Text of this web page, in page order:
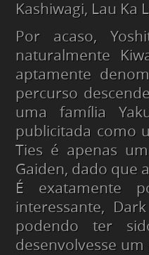
Kashiwagi, Lau Ka
Por acaso,
naturalmente
aptamente
percurso
uma família
publicitada como
Ties é apenas
Gaiden, dado que
É exatamente
interessante,
podendo ter
desenvolvesse